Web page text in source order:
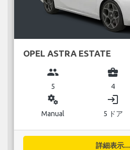
OPEL ASTRA ESTATE
group
5
business_center
4
miscellaneous_services
Manual
login
5 ドア
詳細表示...